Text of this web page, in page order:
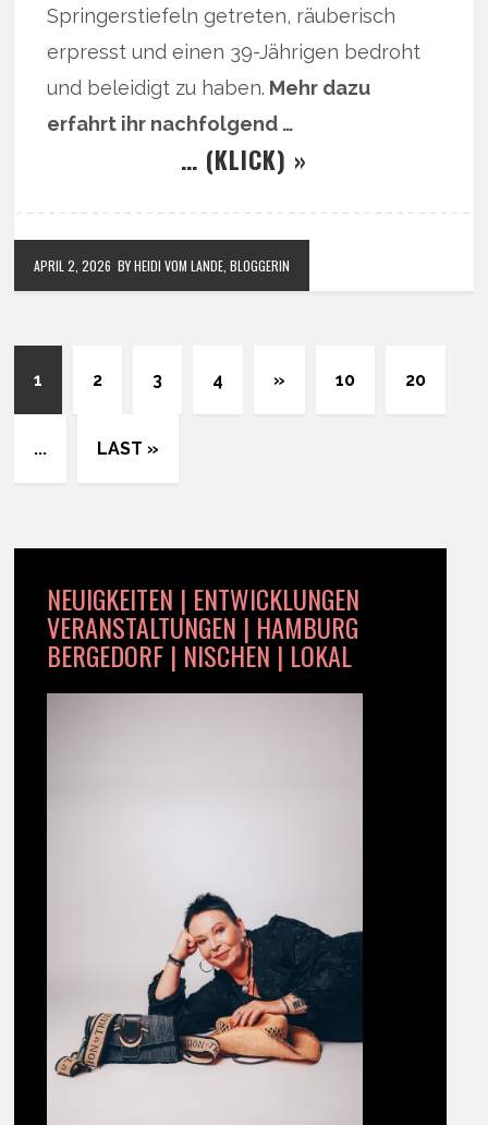
Springerstiefeln getreten, räuberisch
erpresst und einen 39-Jährigen bedroht
und beleidigt zu haben. Mehr dazu
erfahrt ihr nachfolgend …
… (KLICK) »
APRIL 2, 2026 BY HEIDI VOM LANDE, BLOGGERIN
1 2 3 4 » 10 20
... LAST »
NEUIGKEITEN | ENTWICKLUNGEN
VERANSTALTUNGEN | HAMBURG
BERGEDORF | NISCHEN | LOKAL